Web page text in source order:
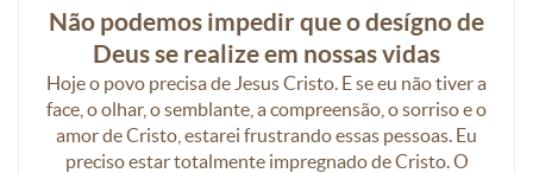
Não podemos impedir que o desígno de
Deus se realize em nossas vidas
Hoje o povo precisa de Jesus Cristo. E se eu não tiver a
face, o olhar, o semblante, a compreensão, o sorriso e o
amor de Cristo, estarei frustrando essas pessoas. Eu
preciso estar totalmente impregnado de Cristo. O